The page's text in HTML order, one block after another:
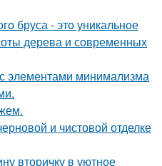
бруса - это уникальное
дерева и современных
элементами минимализма
и чистовой отделке
вторичку в уютное